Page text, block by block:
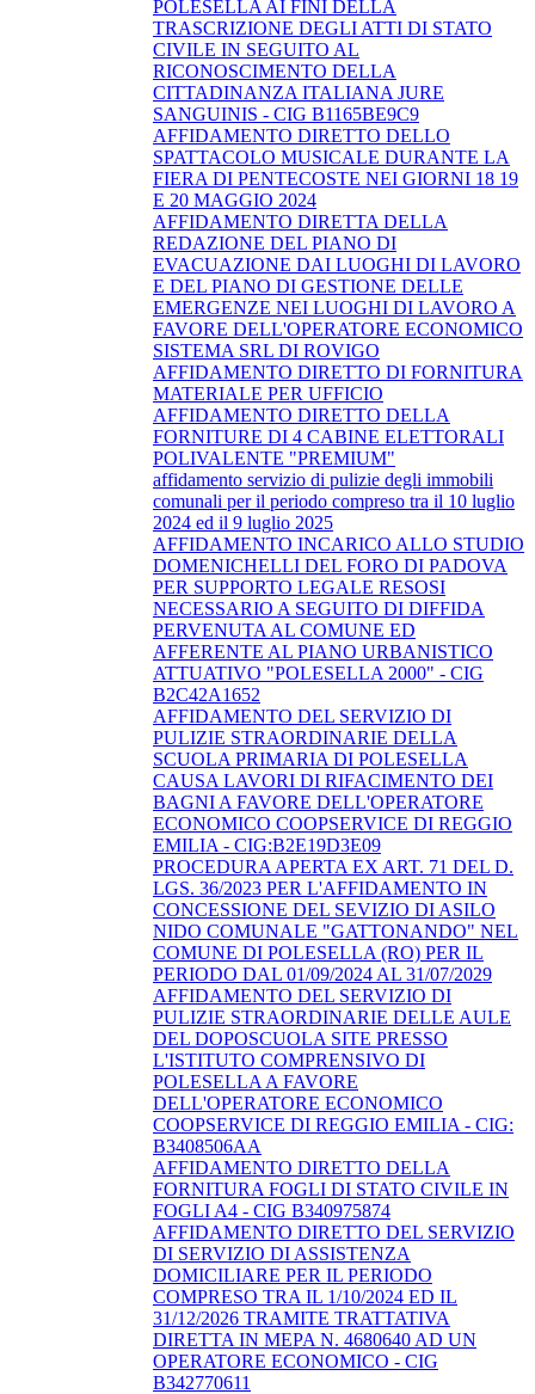
POLESELLA AI FINI DELLA
TRASCRIZIONE DEGLI ATTI DI STATO
CIVILE IN SEGUITO AL
RICONOSCIMENTO DELLA
CITTADINANZA ITALIANA JURE
SANGUINIS - CIG B1165BE9C9
AFFIDAMENTO DIRETTO DELLO
SPATTACOLO MUSICALE DURANTE LA
FIERA DI PENTECOSTE NEI GIORNI 18 19
E 20 MAGGIO 2024
AFFIDAMENTO DIRETTA DELLA
REDAZIONE DEL PIANO DI
EVACUAZIONE DAI LUOGHI DI LAVORO
E DEL PIANO DI GESTIONE DELLE
EMERGENZE NEI LUOGHI DI LAVORO A
FAVORE DELL'OPERATORE ECONOMICO
SISTEMA SRL DI ROVIGO
AFFIDAMENTO DIRETTO DI FORNITURA
MATERIALE PER UFFICIO
AFFIDAMENTO DIRETTO DELLA
FORNITURE DI 4 CABINE ELETTORALI
POLIVALENTE "PREMIUM"
affidamento servizio di pulizie degli immobili
comunali per il periodo compreso tra il 10 luglio
2024 ed il 9 luglio 2025
AFFIDAMENTO INCARICO ALLO STUDIO
DOMENICHELLI DEL FORO DI PADOVA
PER SUPPORTO LEGALE RESOSI
NECESSARIO A SEGUITO DI DIFFIDA
PERVENUTA AL COMUNE ED
AFFERENTE AL PIANO URBANISTICO
ATTUATIVO "POLESELLA 2000" - CIG
B2C42A1652
AFFIDAMENTO DEL SERVIZIO DI
PULIZIE STRAORDINARIE DELLA
SCUOLA PRIMARIA DI POLESELLA
CAUSA LAVORI DI RIFACIMENTO DEI
BAGNI A FAVORE DELL'OPERATORE
ECONOMICO COOPSERVICE DI REGGIO
EMILIA - CIG:B2E19D3E09
PROCEDURA APERTA EX ART. 71 DEL D.
LGS. 36/2023 PER L'AFFIDAMENTO IN
CONCESSIONE DEL SEVIZIO DI ASILO
NIDO COMUNALE "GATTONANDO" NEL
COMUNE DI POLESELLA (RO) PER IL
PERIODO DAL 01/09/2024 AL 31/07/2029
AFFIDAMENTO DEL SERVIZIO DI
PULIZIE STRAORDINARIE DELLE AULE
DEL DOPOSCUOLA SITE PRESSO
L'ISTITUTO COMPRENSIVO DI
POLESELLA A FAVORE
DELL'OPERATORE ECONOMICO
COOPSERVICE DI REGGIO EMILIA - CIG:
B3408506AA
AFFIDAMENTO DIRETTO DELLA
FORNITURA FOGLI DI STATO CIVILE IN
FOGLI A4 - CIG B340975874
AFFIDAMENTO DIRETTO DEL SERVIZIO
DI SERVIZIO DI ASSISTENZA
DOMICILIARE PER IL PERIODO
COMPRESO TRA IL 1/10/2024 ED IL
31/12/2026 TRAMITE TRATTATIVA
DIRETTA IN MEPA N. 4680640 AD UN
OPERATORE ECONOMICO - CIG
B342770611